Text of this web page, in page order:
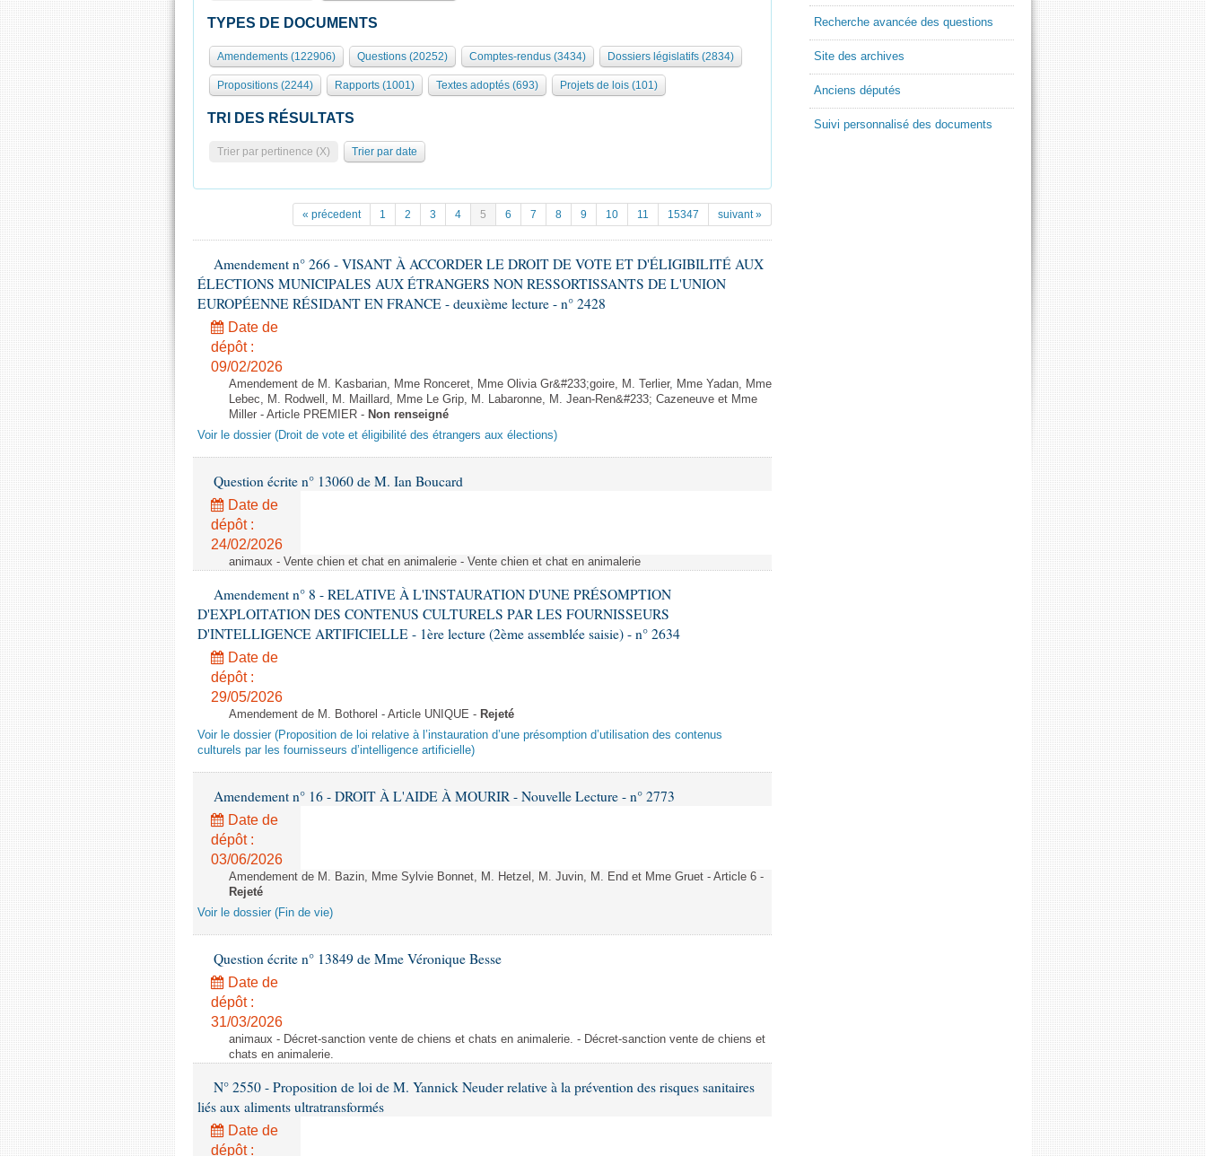
TYPES DE DOCUMENTS
Amendements (122906) Questions (20252) Comptes-rendus (3434) Dossiers législatifs (2834)
Propositions (2244) Rapports (1001) Textes adoptés (693) Projets de lois (101)
TRI DES RÉSULTATS
Trier par pertinence (X) Trier par date
« précedent 1 2 3 4 5 6 7 8 9 10 11 15347 suivant »
Amendement n° 266 - VISANT À ACCORDER LE DROIT DE VOTE ET D'ÉLIGIBILITÉ AUX
ÉLECTIONS MUNICIPALES AUX ÉTRANGERS NON RESSORTISSANTS DE L'UNION
EUROPÉENNE RÉSIDANT EN FRANCE - deuxième lecture - n° 2428
Date de
dépôt :
09/02/2026
Amendement de M. Kasbarian, Mme Ronceret, Mme Olivia Gr&#233;goire, M. Terlier, Mme Yadan, Mme
Lebec, M. Rodwell, M. Maillard, Mme Le Grip, M. Labaronne, M. Jean-Ren&#233; Cazeneuve et Mme
Miller - Article PREMIER - Non renseigné
Voir le dossier (Droit de vote et éligibilité des étrangers aux élections)
Question écrite n° 13060 de M. Ian Boucard
Date de
dépôt :
24/02/2026
animaux - Vente chien et chat en animalerie - Vente chien et chat en animalerie
Amendement n° 8 - RELATIVE À L'INSTAURATION D'UNE PRÉSOMPTION
D'EXPLOITATION DES CONTENUS CULTURELS PAR LES FOURNISSEURS
D'INTELLIGENCE ARTIFICIELLE - 1ère lecture (2ème assemblée saisie) - n° 2634
Date de
dépôt :
29/05/2026
Amendement de M. Bothorel - Article UNIQUE - Rejeté
Voir le dossier (Proposition de loi relative à l’instauration d’une présomption d’utilisation des contenus
culturels par les fournisseurs d’intelligence artificielle)
Amendement n° 16 - DROIT À L'AIDE À MOURIR - Nouvelle Lecture - n° 2773
Date de
dépôt :
03/06/2026
Amendement de M. Bazin, Mme Sylvie Bonnet, M. Hetzel, M. Juvin, M. End et Mme Gruet - Article 6 -
Rejeté
Voir le dossier (Fin de vie)
Question écrite n° 13849 de Mme Véronique Besse
Date de
dépôt :
31/03/2026
animaux - Décret-sanction vente de chiens et chats en animalerie. - Décret-sanction vente de chiens et
chats en animalerie.
N° 2550 - Proposition de loi de M. Yannick Neuder relative à la prévention des risques sanitaires
liés aux aliments ultratransformés
Date de
dépôt :
Recherche avancée des questions
Site des archives
Anciens députés
Suivi personnalisé des documents